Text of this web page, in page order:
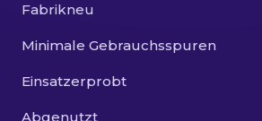
Andere
Fabrikneu
Minimale Gebrauchsspuren
Einsatzerprobt
Abgenutzt